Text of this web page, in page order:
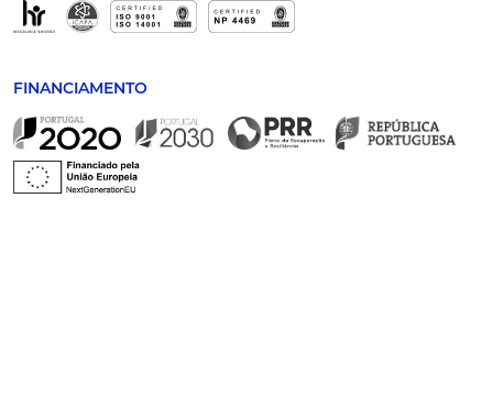
FINANCIAMENTO